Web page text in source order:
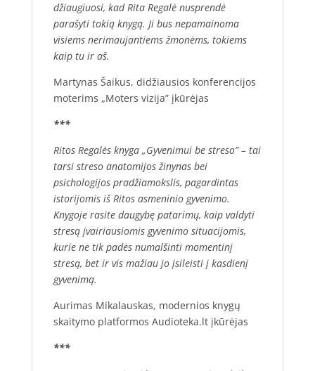
džiaugiuosi, kad Rita Regalė nusprendė
parašyti tokią knygą. Ji bus nepamainoma
visiems nerimaujantiems žmonėms, tokiems
kaip tu ir aš.
Martynas Šaikus, didžiausios konferencijos
moterims „Moters vizija” įkūrėjas
***
Ritos Regalės knyga „Gyvenimui be streso” – tai
tarsi streso anatomijos žinynas bei
psichologijos pradžiamokslis, pagardintas
istorijomis iš Ritos asmeninio gyvenimo.
Knygoje rasite daugybę patarimų, kaip valdyti
stresą įvairiausiomis gyvenimo situacijomis,
kurie ne tik padės numalšinti momentinį
stresą, bet ir vis mažiau jo įsileisti į kasdienį
gyvenimą.
Aurimas Mikalauskas, modernios knygų
skaitymo platformos Audioteka.lt įkūrėjas
***